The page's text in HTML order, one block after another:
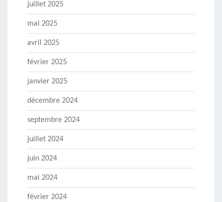
juillet 2025
mai 2025
avril 2025
février 2025
janvier 2025
décembre 2024
septembre 2024
juillet 2024
juin 2024
mai 2024
février 2024